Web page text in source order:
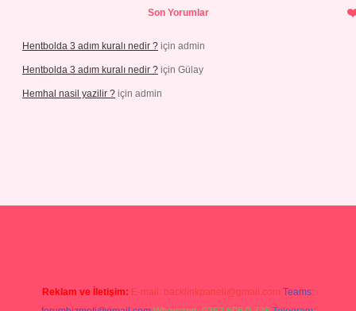
Son Yorumlar
Hentbolda 3 adım kuralı nedir ? için admin
Hentbolda 3 adım kuralı nedir ? için Gülay
Hemhal nasil yazilir ? için admin
Reklam ve İletişim: E-mail: backlinkpaneli@gmail.com Teams: